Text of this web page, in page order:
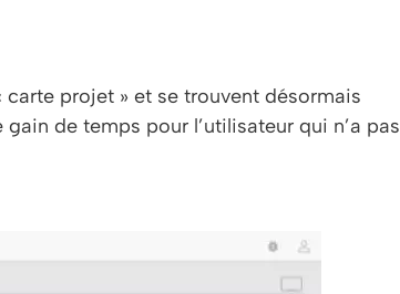
projet » et se trouvent désormais
de temps pour l’utilisateur qui n’a pas